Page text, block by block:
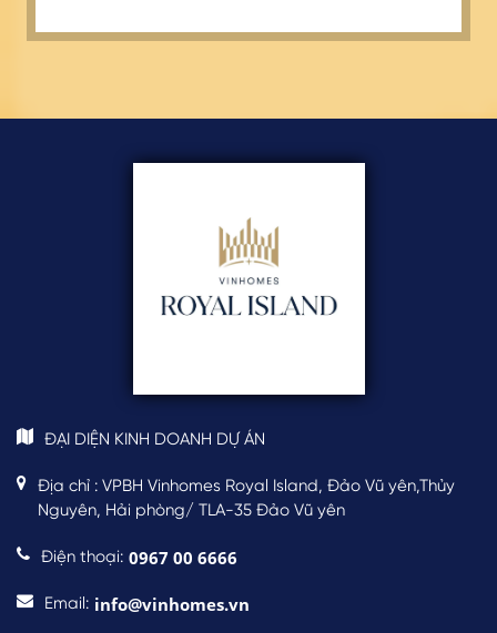
ĐẠI DIỆN KINH DOANH DỰ ÁN
Địa chỉ : VPBH Vinhomes Royal Island, Đảo Vũ yên,Thủy
Nguyên, Hải phòng/ TLA-35 Đảo Vũ yên
Điện thoại: 0967 00 6666
Email: info@vinhomes.vn